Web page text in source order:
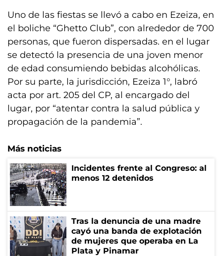
Uno de las fiestas se llevó a cabo en Ezeiza, en
el boliche “Ghetto Club”, con alrededor de 700
personas, que fueron dispersadas. en el lugar
se detectó la presencia de una joven menor
de edad consumiendo bebidas alcohólicas.
Por su parte, la jurisdicción, Ezeiza 1°, labró
acta por art. 205 del CP, al encargado del
lugar, por “atentar contra la salud pública y
propagación de la pandemia”.
Más noticias
Incidentes frente al Congreso: al
menos 12 detenidos
Tras la denuncia de una madre
cayó una banda de explotación
de mujeres que operaba en La
Plata y Pinamar